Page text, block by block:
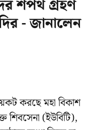
শপথ গ্রহণ
- জানালেন
বয়কট করছেমহা বিকাশ
শিবসেনা (ইউবিটি),